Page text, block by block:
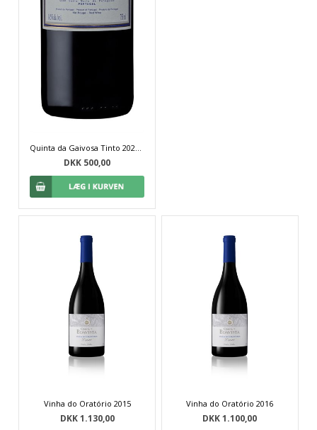
Quinta da Gaivosa Tinto 2022 - 75 cl
DKK 500,00
Vinha do Oratório 2015
DKK 1.130,00
Vinha do Oratório 2016
DKK 1.100,00